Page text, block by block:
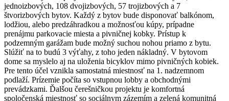
jednoizbových, 108 dvojizbových, 57 trojizbových a 7
štvorizbových bytov. Každý z bytov bude disponovať balkónom,
lodžiou, alebo predzáhradkou a možnosťou kúpy, prípadne
prenájmu parkovacie miesta a pivničnej kobky. Prístup k
podzemným garážam bude možný suchou nohou priamo z bytu.
Slúžiť na to budú 3 výťahy, z toho jeden nákladný. V bytovom
dome sa myslelo aj na uloženia bicyklov mimo pivničných kobiek.
Pre tento účel vznikla samostatná miestnosť na 1. nadzemnom
podlaží. Prízemie počíta so vstupnou lobby a obchodnými
prevádzkami. Ďalšou čerešničkou projektu je komfortná
spoločenská miestnosť so sociálnym zázemím a zelená komunitná